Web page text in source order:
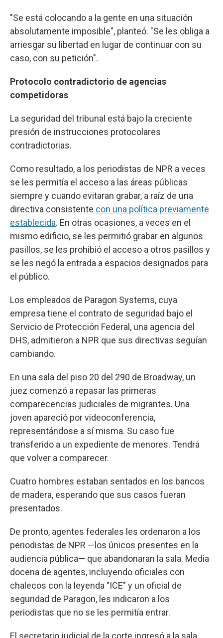
"Se está colocando a la gente en una situación
absolutamente imposible", planteó. "Se les obliga a
arriesgar su libertad en lugar de continuar con su
caso, con su petición".
Protocolo contradictorio de agencias
competidoras
La seguridad del tribunal está bajo la creciente
presión de instrucciones protocolares
contradictorias.
Como resultado, a los periodistas de NPR a veces
se les permitía el acceso a las áreas públicas
siempre y cuando evitaran grabar, a raíz de una
directiva consistente con una política previamente
establecida. En otras ocasiones, a veces en el
mismo edificio, se les permitió grabar en algunos
pasillos, se les prohibió el acceso a otros pasillos y
se les negó la entrada a espacios designados para
el público.
Los empleados de Paragon Systems, cuya
empresa tiene el contrato de seguridad bajo el
Servicio de Protección Federal, una agencia del
DHS, admitieron a NPR que sus directivas seguían
cambiando.
En una sala del piso 20 del 290 de Broadway, un
juez comenzó a repasar las primeras
comparecencias judiciales de migrantes. Una
joven apareció por videoconferencia,
representándose a sí misma. Su caso fue
transferido a un expediente de menores. Tendrá
que volver a comparecer.
Cuatro hombres estaban sentados en los bancos
de madera, esperando que sus casos fueran
presentados.
De pronto, agentes federales les ordenaron a los
periodistas de NPR —los únicos presentes en la
audiencia pública— que abandonaran la sala. Media
docena de agentes, incluyendo oficiales con
chalecos con la leyenda "ICE" y un oficial de
seguridad de Paragon, les indicaron a los
periodistas que no se les permitía entrar.
El secretario judicial de la corte ingresó a la sala